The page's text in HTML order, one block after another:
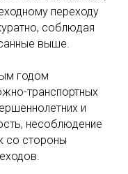
переходу
соблюдая
выше.
годом
транспортных
и
несоблюдение
со стороны